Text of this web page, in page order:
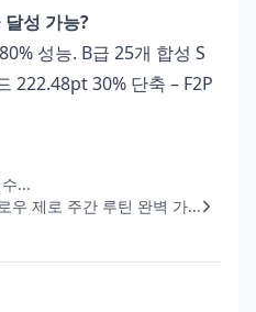
성 가능?
성능. B급 25개 합성 S
222.48pt 30% 단축 – F2P
...
우 제로 주간 루틴 완벽 가...